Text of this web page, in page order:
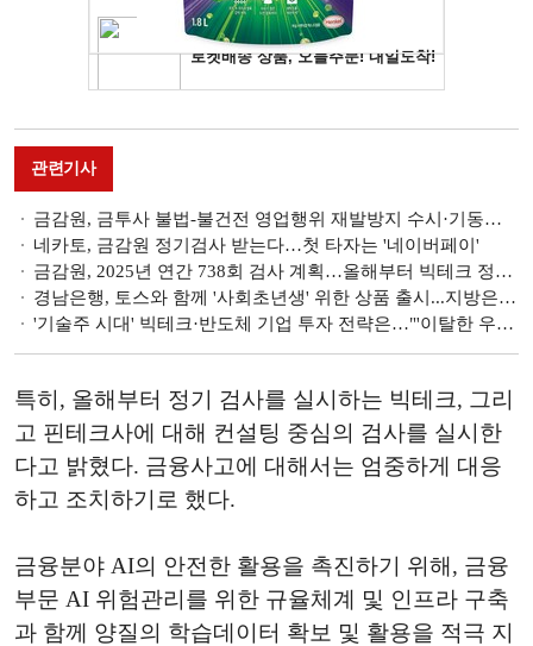
관련기사
금감원, 금투사 불법-불건전 영업행위 재발방지 수시·기동검사 중점…CEO레터 발송
네카토, 금감원 정기검사 받는다…첫 타자는 '네이버페이'
금감원, 2025년 연간 738회 검사 계획…올해부터 빅테크 정기검사
경남은행, 토스와 함께 '사회초년생' 위한 상품 출시...지방은행·빅테크 협업 활발
'기술주 시대' 빅테크·반도체 기업 투자 전략은…"'이탈한 우량주'를 찾아라"
특히, 올해부터 정기 검사를 실시하는 빅테크, 그리
고 핀테크사에 대해 컨설팅 중심의 검사를 실시한
다고 밝혔다. 금융사고에 대해서는 엄중하게 대응
하고 조치하기로 했다.
금융분야 AI의 안전한 활용을 촉진하기 위해, 금융
부문 AI 위험관리를 위한 규율체계 및 인프라 구축
과 함께 양질의 학습데이터 확보 및 활용을 적극 지